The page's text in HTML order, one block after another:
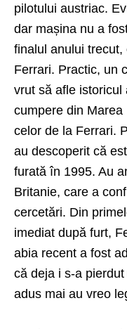
pilotului austriac.
dar mașina nu a
finalul anului
Ferrari. Practic, un
vrut să afle istoricul
cumpere din
celor de la Ferrari.
au descoperit că
furată în 1995. Au
Britanie, care a
cercetări. Din
imediat după furt,
abia recent a fost
că deja i s-a
adus mai au vreo